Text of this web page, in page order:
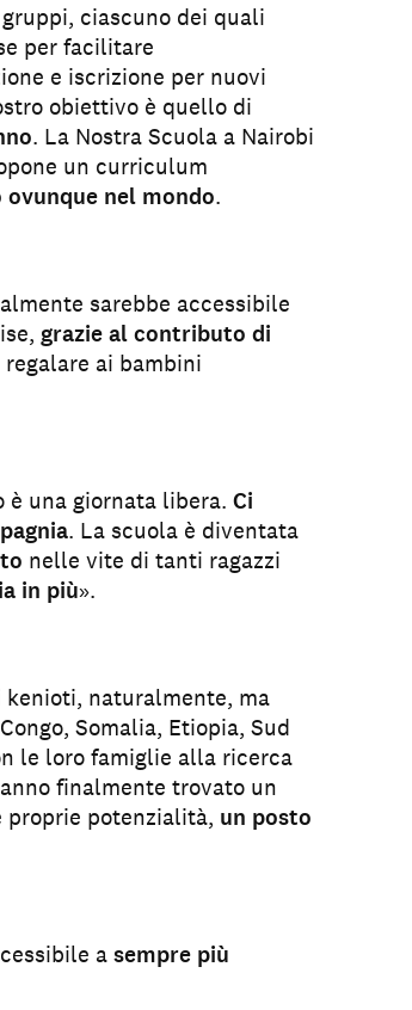
ciascuno dei quali
per facilitare
e iscrizione per nuovi
obiettivo è quello di
. La Nostra Scuola a Nairobi
un curriculum
nel mondo.
sarebbe accessibile
grazie al contributo di
ai bambini
è una giornata libera. Ci
. La scuola è diventata
nelle vite di tanti ragazzi
in più».
naturalmente, ma
Somalia, Etiopia, Sud
le loro famiglie alla ricerca
finalmente trovato un
proprie potenzialità, un posto
a sempre più